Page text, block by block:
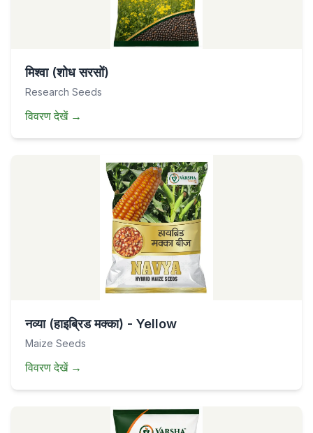
मिश्वा (शोध सरसों)
Research Seeds
विवरण देखें→
नव्या (हाइब्रिड मक्का) - Yellow
Maize Seeds
विवरण देखें→